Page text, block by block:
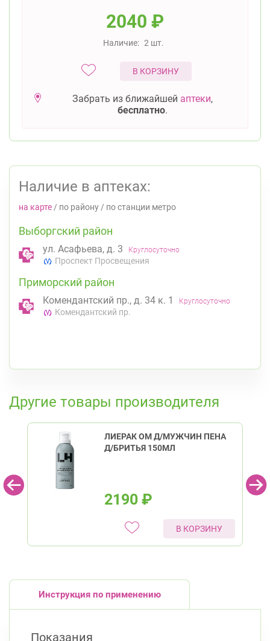
2040 ₽
Наличие: 2 шт.
В КОРЗИНУ
Забрать из ближайшей аптеки,
бесплатно.
Наличие в аптеках:
на карте / по району / по станции метро
Выборгский район
ул. Асафьева, д. 3 Круглосуточно
Проспект Просвещения
Приморский район
Комендантский пр., д. 34 к. 1 Круглосуточно
Комендантский пр.
Другие товары производителя
ЛИЕРАК ОМ Д/МУЖЧИН ПЕНА
Д/БРИТЬЯ 150МЛ
2190 ₽
В КОРЗИНУ
Инструкция по применению
Показания